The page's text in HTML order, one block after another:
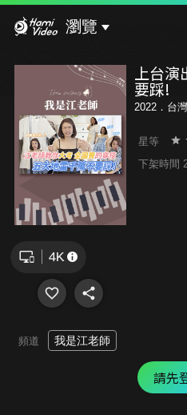
瀏覽
上台
要踩!
2022．台
星等
下架時間
頻道 我是江老師
請先